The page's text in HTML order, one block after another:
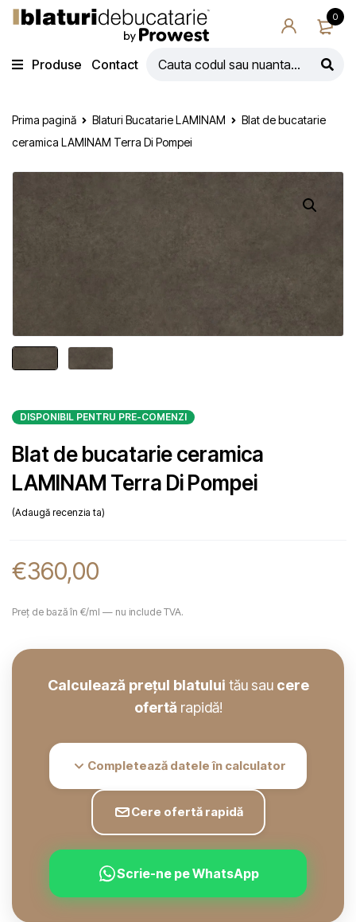
0
Produse Contact
Prima pagină Blaturi Bucatarie LAMINAM
Blat de bucatarie
ceramica LAMINAM Terra Di Pompei
DISPONIBIL PENTRU PRE-COMENZI
Blat de bucatarie ceramica
LAMINAM Terra Di Pompei
Adaugă recenzia ta
€360,00
Preț de bază în €/ml — nu include TVA.
Calculează prețul blatului tău sau cere
ofertă rapidă!
Completează datele în calculator
Cere ofertă rapidă
Scrie-ne pe WhatsApp